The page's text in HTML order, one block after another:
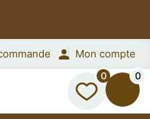
Mon compte
0 0